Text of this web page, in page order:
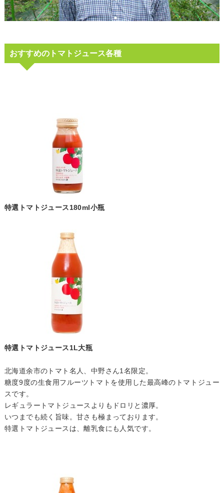
おすすめのトマトジュース各種
特選トマトジュース180ml小瓶
特選トマトジュース1L大瓶
北海道余市のトマト名人、中野さん1名限定。
糖度9度の生食用フルーツトマトを使用した最高峰のトマトジュー
スです。
レギュラートマトジュースよりもドロリと濃厚。
いつまでも続く旨味。甘さも極まっております。
特選トマトジュースは、離乳食にも人気です。